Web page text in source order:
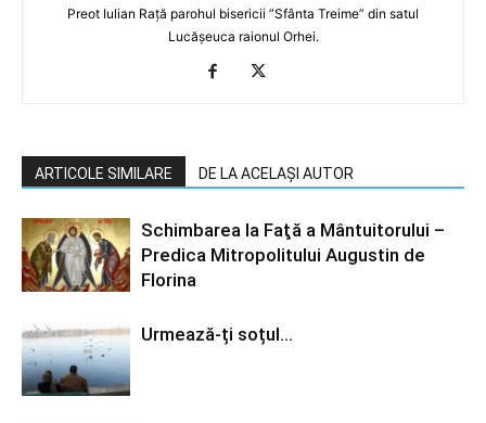
Preot Iulian Rață parohul bisericii ”Sfânta Treime” din satul
Lucășeuca raionul Orhei.
ARTICOLE SIMILARE DE LA ACELAȘI AUTOR
Schimbarea la Faţă a Mântuitorului –
Predica Mitropolitului Augustin de
Florina
Urmează-ți soțul…